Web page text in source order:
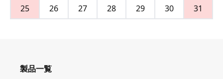
25
26 27 28 29 30 31
製品一覧